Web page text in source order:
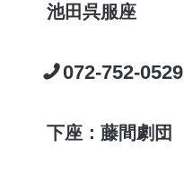
池田呉服座
072-752-0529
下座：藤間劇団